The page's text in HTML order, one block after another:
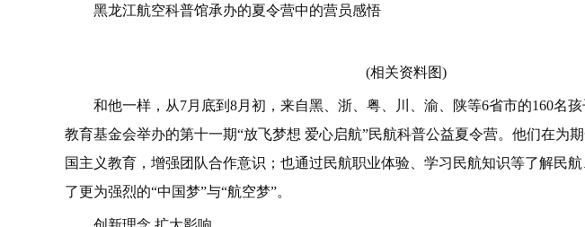
黑龙江航空科普馆承办的夏令营中的营员感悟
(相关资料图)
和他一样，从7月底到8月初，来自黑、浙、粤、川、渝、陕等6省市的160名
教育基金会举办的第十一期“放飞梦想 爱心启航”民航科普公益夏令营。他们在为
国主义教育，增强团队合作意识；也通过民航职业体验、学习民航知识等了解民
了更为强烈的“中国梦”与“航空梦”。